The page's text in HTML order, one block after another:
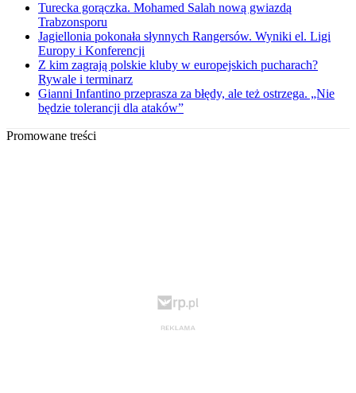
Turecka gorączka. Mohamed Salah nową gwiazdą
Trabzonsporu
Jagiellonia pokonała słynnych Rangersów. Wyniki el. Ligi
Europy i Konferencji
Z kim zagrają polskie kluby w europejskich pucharach?
Rywale i terminarz
Gianni Infantino przeprasza za błędy, ale też ostrzega. „Nie
będzie tolerancji dla ataków”
Promowane treści